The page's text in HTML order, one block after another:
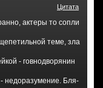
Цитата
актеры то сопли
теме, зла
- говнодворянин
недоразумение. Бля-